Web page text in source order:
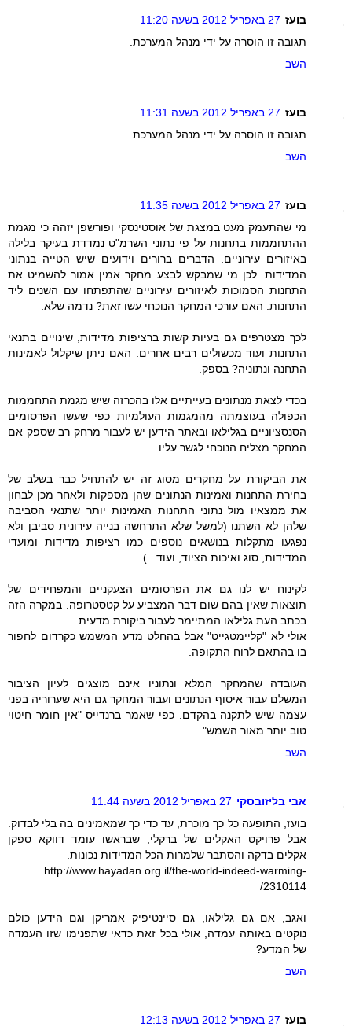
בועז 27 באפריל 2012 בשעה 11:20
תגובה זו הוסרה על ידי מנהל המערכת.
השב
בועז 27 באפריל 2012 בשעה 11:31
תגובה זו הוסרה על ידי מנהל המערכת.
השב
בועז 27 באפריל 2012 בשעה 11:35
מי שהתעמק מעט במצגת של אוסטינסקי ופורשפן יזהה כי מגמת
ההתחממות בתחנות על פי נתוני השרמ"ט נמדדת בעיקר בלילה
באיזורים עירוניים. הדברים ברורים וידועים שיש הטייה בנתוני
המדידות. לכן מי שמבקש לבצע מחקר אמין אמור להשמיט את
התחנות הסמוכות לאיזורים עירוניים שהתפתחו עם השנים ליד
התחנות. האם עורכי המחקר הנוכחי עשו זאת? נדמה שלא.
לכך מצטרפים גם בעיות קשות ברציפות מדידות, שינויים בתנאי
התחנות ועוד מכשולים רבים אחרים. האם ניתן שיקלול לאמינות
התחנה ונתוניה? בספק.
בכדי לצאת מנתונים בעייתיים אלו בהכרזה שיש מגמת התחממות
הכפולה בעוצמתה מהמגמות העולמיות כפי שעשו הפרסומים
הסנסציוניים בגלילאו ובאתר הידען יש לעבור מרחק רב שספק אם
המחקר מצליח הנוכחי לגשר עליו.
את הביקורת על מחקרים מסוג זה יש להתחיל כבר בשלב של
בחירת התחנות ואמינות הנתונים שהן מספקות ולאחר מכן לבחון
את ממצאיו מול נתוני התחנות האמינות יותר שתנאי הסביבה
שלהן לא השתנו (למשל שלא התרחשה בנייה עירונית סביבן ולא
נפגעו מתקלות בנושאים נוספים כמו רציפות מדידות ומועדי
המדידות, סוג ואיכות הציוד, ועוד...).
לקינוח יש לנו גם את הפרסומים הצעקניים והמפחידים של
תוצאות שאין בהם שום דבר המצביע על קטסטרופה. במקרה הזה
בכתב העת גלילאו המתיימר לעבור ביקורת מדעית.
אולי לא "קליימטגייט" אבל בהחלט מדע המשמש כקרדום לחפור
בו בהתאם לרוח התקופה.
העובדה שהמחקר המלא ונתוניו אינם מוצגים לעיון הציבור
המשלם עבור איסוף הנתונים ועבור המחקר גם היא שערוריה בפני
עצמה שיש לתקנה בהקדם. כפי שאמר ברנדייס "אין חומר חיטוי
טוב יותר מאור השמש"...
השב
אבי בליזובסקי 27 באפריל 2012 בשעה 11:44
בועז, התופעה כל כך מוכרת, עד כדי כך שמאמינים בה בלי לבדוק.
אבל פרויקט האקלים של ברקלי, שבראשו עומד דווקא ספקן
אקלים בדקה והסתבר שלמרות הכל המדידות נכונות.
http://www.hayadan.org.il/the-world-indeed-warming-
2310114/
ואגב, אם גם גלילאו, גם סיינטיפיק אמריקן וגם הידען כולם
נוקטים באותה עמדה, אולי בכל זאת כדאי שתפנימו שזו העמדה
של המדע?
השב
בועז 27 באפריל 2012 בשעה 12:13